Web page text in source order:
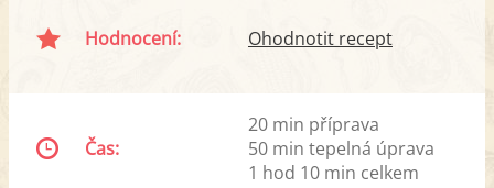
Hodnocení: Ohodnotit recept
Čas:
20 min příprava
50 min tepelná úprava
1 hod 10 min celkem